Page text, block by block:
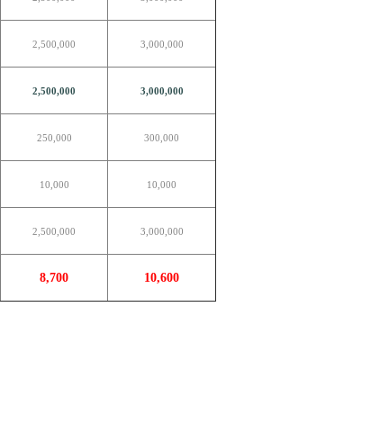
2,500,000 3,000,000
2,500,000 3,000,000
250,000 300,000
10,000 10,000
2,500,000 3,000,000
8,700 10,600